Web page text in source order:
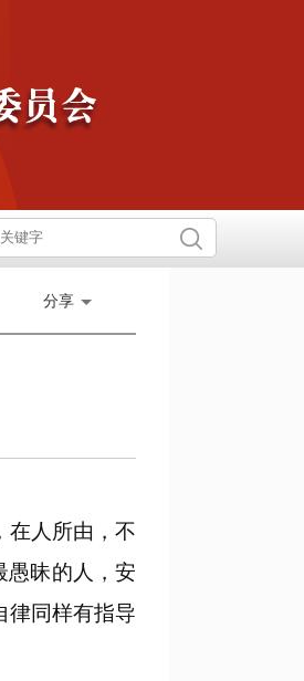
分享
人所由，不
愚昧的人，安
律同样有指导